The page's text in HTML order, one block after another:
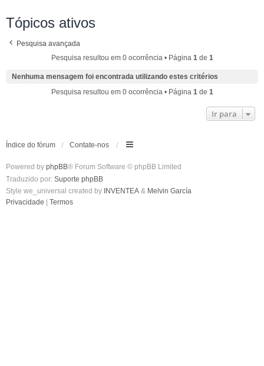
Tópicos ativos
Pesquisa avançada
Pesquisa resultou em 0 ocorrência • Página 1de 1
Nenhuma mensagem foi encontrada utilizando estes critérios
Pesquisa resultou em 0 ocorrência • Página 1de 1
Ir para
Índice do fórum Contate-nos
Powered by phpBB® Forum Software © phpBB Limited
Traduzido por: Suporte phpBB
Style we_universal created by INVENTEA & Melvin García
Privacidade
Termos